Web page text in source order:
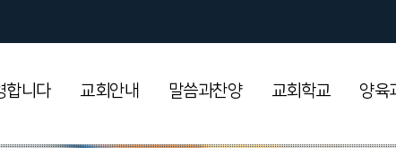
합니다 교회안내 말씀과찬양 교회학교 양육